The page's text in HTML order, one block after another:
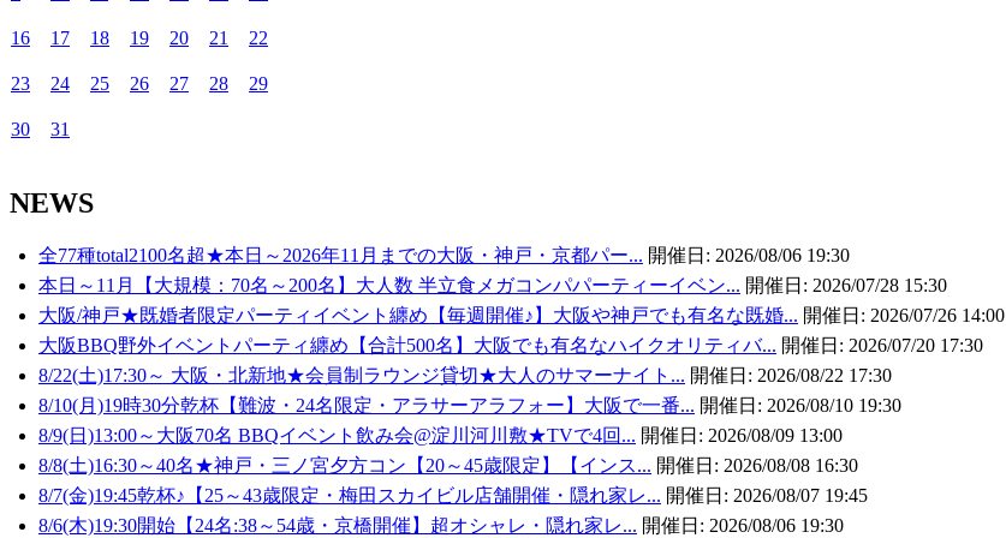
16 17 18 19 20 21 22
23 24 25 26 27 28 29
30 31
NEWS
全77種total2100名超★本日～2026年11月までの大阪・神戸・京都パー... 開催日: 2026/08/06 19:30
本日～11月【大規模：70名～200名】大人数 半立食メガコンパパーティーイベン... 開催日: 2026/07/28 15:30
大阪/神戸★既婚者限定パーティイベント纏め【毎週開催♪】大阪や神戸でも有名な既婚... 開催日: 2026/07/26 14:00
大阪BBQ野外イベントパーティ纏め【合計500名】大阪でも有名なハイクオリティバ... 開催日: 2026/07/20 17:30
8/22(土)17:30～ 大阪・北新地★会員制ラウンジ貸切★大人のサマーナイト... 開催日: 2026/08/22 17:30
8/10(月)19時30分乾杯【難波・24名限定・アラサーアラフォー】大阪で一番... 開催日: 2026/08/10 19:30
8/9(日)13:00～大阪70名 BBQイベント飲み会@淀川河川敷★TVで4回... 開催日: 2026/08/09 13:00
8/8(土)16:30～40名★神戸・三ノ宮夕方コン【20～45歳限定】【インス... 開催日: 2026/08/08 16:30
8/7(金)19:45乾杯♪【25～43歳限定・梅田スカイビル店舗開催・隠れ家レ... 開催日: 2026/08/07 19:45
8/6(木)19:30開始【24名:38～54歳・京橋開催】超オシャレ・隠れ家レ... 開催日: 2026/08/06 19:30